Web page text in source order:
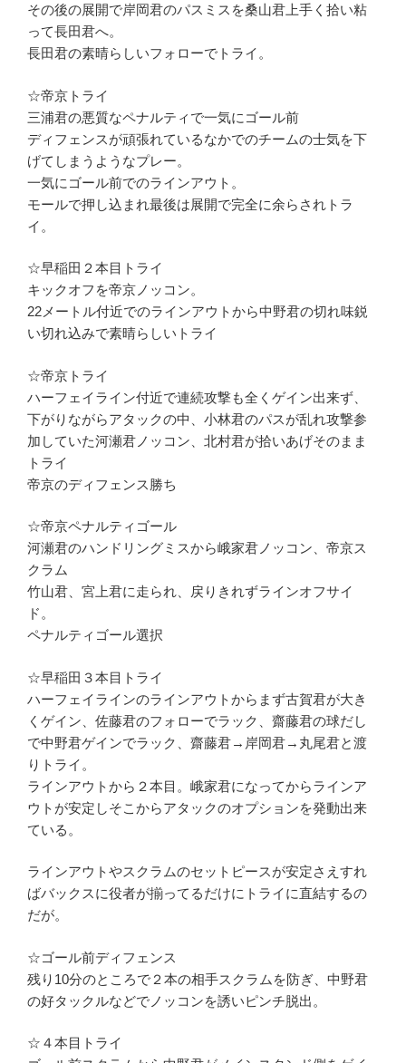
その後の展開で岸岡君のパスミスを桑山君上手く拾い粘
って長田君へ。
長田君の素晴らしいフォローでトライ。
☆帝京トライ
三浦君の悪質なペナルティで一気にゴール前
ディフェンスが頑張れているなかでのチームの士気を下
げてしまうようなプレー。
一気にゴール前でのラインアウト。
モールで押し込まれ最後は展開で完全に余らされトラ
イ。
☆早稲田２本目トライ
キックオフを帝京ノッコン。
22メートル付近でのラインアウトから中野君の切れ味鋭
い切れ込みで素晴らしいトライ
☆帝京トライ
ハーフェイライン付近で連続攻撃も全くゲイン出来ず、
下がりながらアタックの中、小林君のパスが乱れ攻撃参
加していた河瀬君ノッコン、北村君が拾いあげそのまま
トライ
帝京のディフェンス勝ち
☆帝京ペナルティゴール
河瀬君のハンドリングミスから峨家君ノッコン、帝京ス
クラム
竹山君、宮上君に走られ、戻りきれずラインオフサイ
ド。
ペナルティゴール選択
☆早稲田３本目トライ
ハーフェイラインのラインアウトからまず古賀君が大き
くゲイン、佐藤君のフォローでラック、齋藤君の球だし
で中野君ゲインでラック、齋藤君→岸岡君→丸尾君と渡
りトライ。
ラインアウトから２本目。峨家君になってからラインア
ウトが安定しそこからアタックのオプションを発動出来
ている。
ラインアウトやスクラムのセットピースが安定さえすれ
ばバックスに役者が揃ってるだけにトライに直結するの
だが。
☆ゴール前ディフェンス
残り10分のところで２本の相手スクラムを防ぎ、中野君
の好タックルなどでノッコンを誘いピンチ脱出。
☆４本目トライ